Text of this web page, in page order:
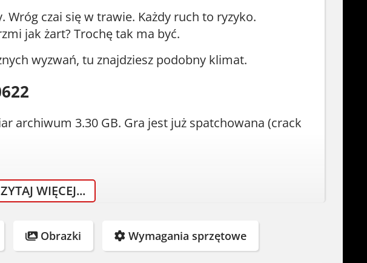
Wróg czai się w trawie. Każdy ruch to ryzyko.
jak żart? Trochę tak ma być.
wyzwań, tu znajdziesz podobny klimat.
archiwum 3.30 GB. Gra jest już spatchowana (crack
WIĘCEJ...
Obrazki Wymagania sprzętowe